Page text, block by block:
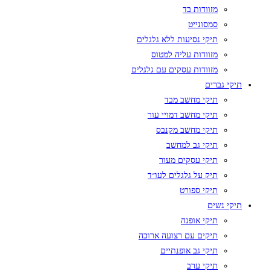
מזוודות בד
סמסונייט
תיקי נסיעות ללא גלגלים
מזוודות עליה למטוס
מזוודות עסקים עם גלגלים
תיקי גברים
תיקי מחשב מבד
תיקי מחשב דמויי עור
תיקי מחשב מקנבס
תיקי גב למחשב
תיקי עסקים מעור
תיק על גלגלים לעו״ד
תיקי ספורט
תיקי נשים
תיקי אופנה
תיקים עם רצועה ארוכה
תיקי גב אופנתיים
תיקי ערב